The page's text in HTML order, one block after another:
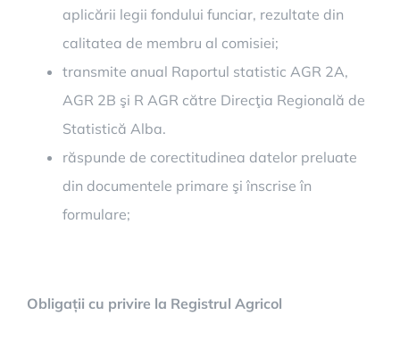
aplicării legii fondului funciar, rezultate din
calitatea de membru al comisiei;
transmite anual Raportul statistic AGR 2A,
AGR 2B şi R AGR către Direcţia Regională de
Statistică Alba.
răspunde de corectitudinea datelor preluate
din documentele primare şi înscrise în
formulare;
Obligații cu privire la Registrul Agricol